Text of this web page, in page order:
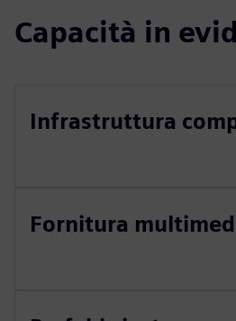
Capacità in
Infrastruttura
Fornitura